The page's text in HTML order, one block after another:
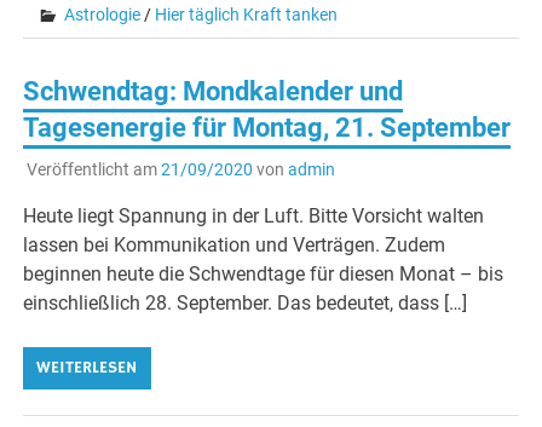
Astrologie / Hier täglich Kraft tanken
Schwendtag: Mondkalender und
Tagesenergie für Montag, 21. September
Veröffentlicht am21/09/2020 von admin
Heute liegt Spannung in der Luft. Bitte Vorsicht walten
lassen bei Kommunikation und Verträgen. Zudem
beginnen heute die Schwendtage für diesen Monat – bis
einschließlich 28. September. Das bedeutet, dass […]
WEITERLESEN